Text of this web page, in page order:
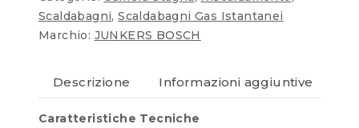
Scaldabagni,Scaldabagni Gas Istantanei
Marchio: JUNKERS BOSCH
Descrizione Informazioni aggiuntive
Caratteristiche Tecniche